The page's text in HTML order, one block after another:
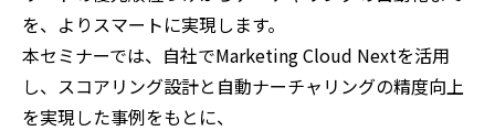
を、よりスマートに実現します。
本セミナーでは、自社でMarketing Cloud Nextを活用
し、スコアリング設計と自動ナーチャリングの精度向上
を実現した事例をもとに、